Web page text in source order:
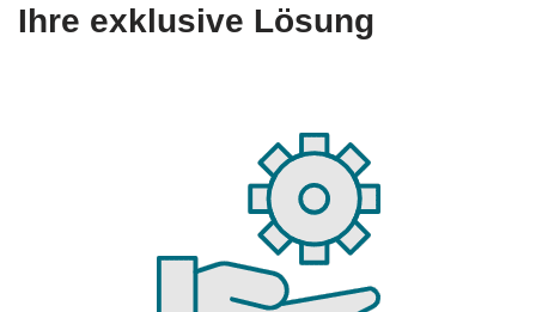
Ihre exklusive Lösung